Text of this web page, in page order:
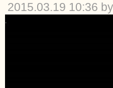
2015.03.19 10:36 by